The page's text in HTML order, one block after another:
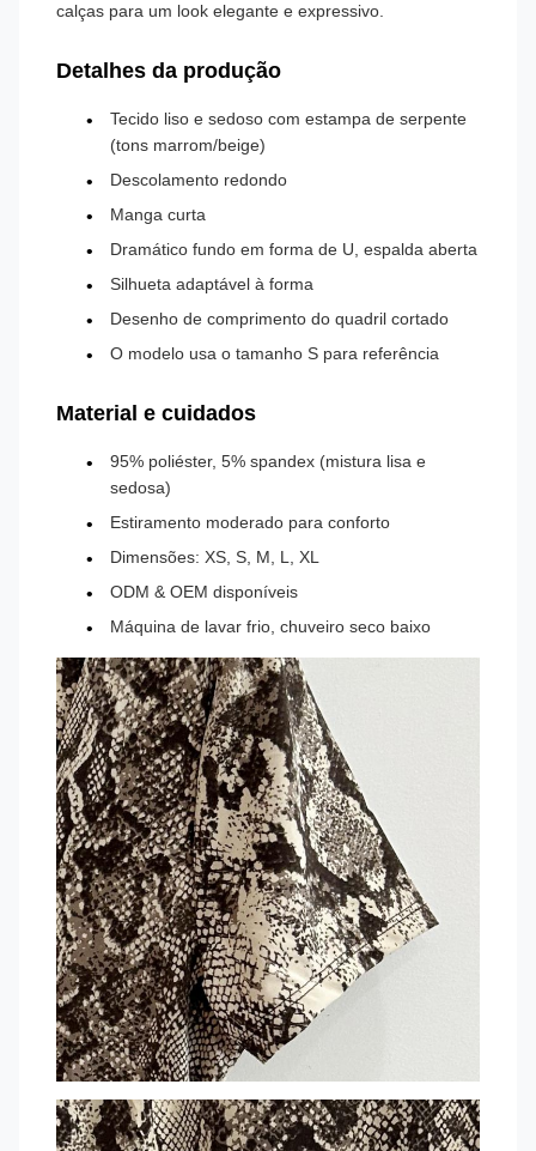
calças para um look elegante e expressivo.
Detalhes da produção
Tecido liso e sedoso com estampa de serpente
(tons marrom/beige)
Descolamento redondo
Manga curta
Dramático fundo em forma de U, espalda aberta
Silhueta adaptável à forma
Desenho de comprimento do quadril cortado
O modelo usa o tamanho S para referência
Material e cuidados
95% poliéster, 5% spandex (mistura lisa e
sedosa)
Estiramento moderado para conforto
Dimensões: XS, S, M, L, XL
ODM & OEM disponíveis
Máquina de lavar frio, chuveiro seco baixo